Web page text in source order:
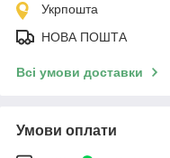
Укрпошта
НОВА ПОШТА
Всі умови доставки
Умови оплати